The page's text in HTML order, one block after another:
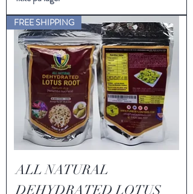
FREE SHIPPING
ALL NATURAL
DEHYDRATED LOTUS